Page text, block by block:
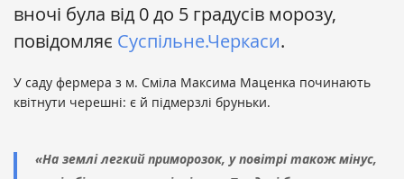
вночі була від 0 до 5 градусів морозу,
повідомляє Суспільне.Черкаси.
У саду фермера з м. Сміла Максима Маценка починають
квітнути черешні: є й підмерзлі бруньки.
«На землі легкий приморозок, у повітрі також мінус,